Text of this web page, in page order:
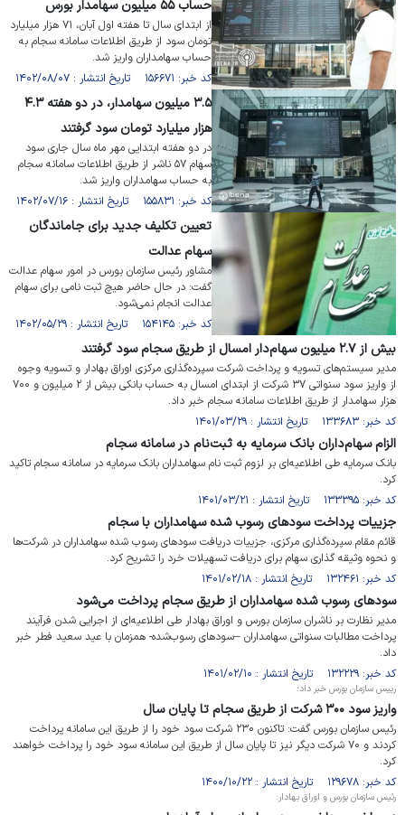
حساب ۵۵ میلیون سهامدار بورس
از ابتدای سال تا هفته اول آبان، ۷۱ هزار میلیارد
تومان سود از طریق اطلاعات سامانه سجام به
حساب سهامداران واریز شد.
کد خبر: ۱۵۶۶۷۱ تاریخ انتشار : ۱۴۰۲/۰۸/۰۷
۳.۵ میلیون سهامدار، در دو هفته ۴.۳
هزار میلیارد تومان سود گرفتند
در دو هفته ابتدایی مهر ماه سال جاری سود
سهام ۵۷ ناشر از طریق اطلاعات سامانه سجام
به حساب سهامداران واریز شد.
کد خبر: ۱۵۵۸۳۱ تاریخ انتشار : ۱۴۰۲/۰۷/۱۶
تعیین تکلیف جدید برای جاماندگان
سهام عدالت
مشاور رئیس سازمان بورس در امور سهام عدالت
گفت: در حال حاضر هیچ ثبت نامی برای سهام
عدالت انجام نمی‌شود.
کد خبر: ۱۵۴۱۴۵ تاریخ انتشار : ۱۴۰۲/۰۵/۲۹
بیش از ۲.۷ میلیون سهام‌دار امسال از طریق سجام سود گرفتند
مدیر سیستم‌های تسویه و پرداخت شرکت سپرده‌گذاری مرکزی اوراق بهادار و تسویه وجوه
از واریز سود سنواتی ۳۷ شرکت از ابتدای امسال به حساب بانکی بیش از ۲ میلیون و ۷۰۰
هزار سهامدار از طریق اطلاعات سامانه سجام خبر داد.
کد خبر: ۱۳۳۶۸۳ تاریخ انتشار : ۱۴۰۱/۰۳/۲۹
الزام سهام‌داران بانک سرمایه به ثبت‌نام در سامانه سجام
بانک سرمایه طی اطلاعیه‌ای بر لزوم ثبت نام سهامداران بانک سرمایه در سامانه سجام تاکید
کرد.
کد خبر: ۱۳۳۳۹۵ تاریخ انتشار : ۱۴۰۱/۰۳/۲۱
جزییات پرداخت سودهای رسوب شده سهامداران با سجام
قائم مقام سپرده‌گذاری مرکزی، جزییات دریافت سودهای رسوب شده سهامداران در شرکت‌ها
و نحوه وثیقه گذاری سهام برای دریافت تسهیلات خرد را تشریح کرد.
کد خبر: ۱۳۲۴۶۱ تاریخ انتشار : ۱۴۰۱/۰۲/۱۸
سودهای رسوب شده سهامداران از طریق سجام پرداخت می‌شود
مدیر نظارت بر ناشران سازمان بورس و اوراق بهادار طی اطلاعیه‌ای از اجرایی شدن فرآیند
پرداخت مطالبات سنواتی سهامداران –سودهای رسوب‌شده- همزمان با عید سعید فطر خبر
داد.
کد خبر: ۱۳۲۲۲۹ تاریخ انتشار : ۱۴۰۱/۰۲/۱۰
رییس سازمان بورس خبر داد؛
واریز سود ۳۰۰ شرکت از طریق سجام تا پایان سال
رئیس سازمان بورس گفت: تاکنون ۲۳۰ شرکت سود خود را از طریق این سامانه پرداخت
کردند و ۷۰ شرکت دیگر نیز تا پایان سال از طریق این سامانه سود خود را پرداخت خواهند
کرد.
کد خبر: ۱۲۹۶۷۸ تاریخ انتشار : ۱۴۰۰/۱۰/۲۲
رئیس سازمان بورس و اوراق بهادار: